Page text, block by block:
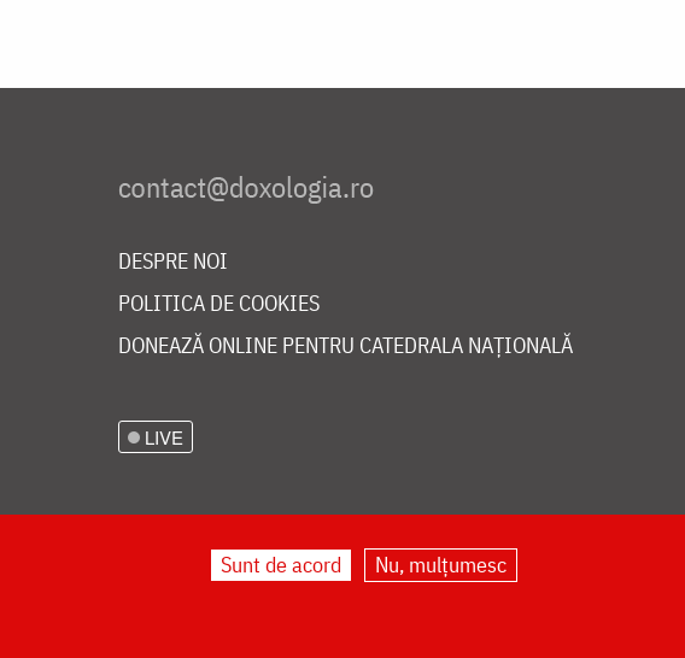
DESPRE NOI
POLITICA DE COOKIES
DONEAZĂ ONLINE PENTRU CATEDRALA NAȚIONALĂ
LIVE
Sunt de acord Nu, mulțumesc